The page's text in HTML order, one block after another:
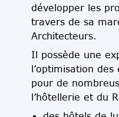
développer les
travers de sa
Architecteurs.
Il possède une
l’optimisation
pour de
l’hôtellerie et du